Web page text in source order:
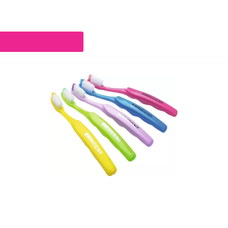
um die Anzahl zu erhöhen oder zu reduzieren.